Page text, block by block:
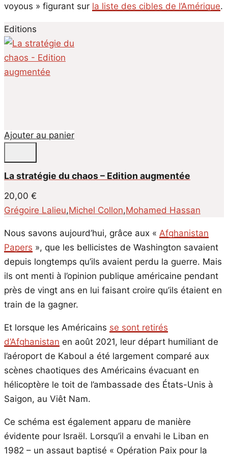
voyous » figurant sur la liste des cibles de l’Amérique.
Ajouter au panier
La stratégie du chaos – Edition augmentée
20,00 €
Grégoire Lalieu,Michel Collon,Mohamed Hassan
Nous savons aujourd’hui, grâce aux « Afghanistan
Papers », que les bellicistes de Washington savaient
depuis longtemps qu’ils avaient perdu la guerre. Mais
ils ont menti à l’opinion publique américaine pendant
près de vingt ans en lui faisant croire qu’ils étaient en
train de la gagner.
Et lorsque les Américains se sont retirés
d’Afghanistan en août 2021, leur départ humiliant de
l’aéroport de Kaboul a été largement comparé aux
scènes chaotiques des Américains évacuant en
hélicoptère le toit de l’ambassade des États-Unis à
Saigon, au Viêt Nam.
Ce schéma est également apparu de manière
évidente pour Israël. Lorsqu’il a envahi le Liban en
1982 – un assaut baptisé « Opération Paix pour la